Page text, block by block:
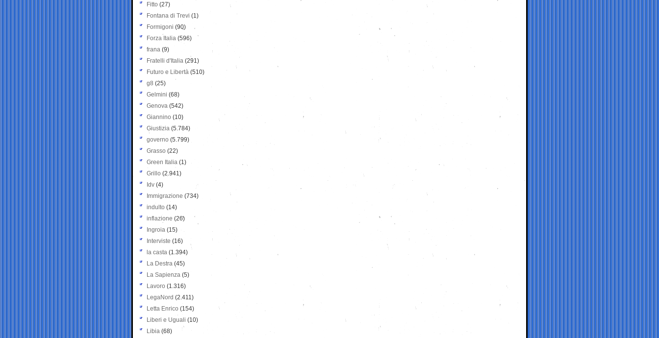
Fitto (27)
Fontana di Trevi (1)
Formigoni (90)
Forza Italia (596)
frana (9)
Fratelli d'Italia (291)
Futuro e Libertà (510)
g8 (25)
Gelmini (68)
Genova (542)
Giannino (10)
Giustizia (5.784)
governo (5.799)
Grasso (22)
Green Italia (1)
Grillo (2.941)
Idv (4)
Immigrazione (734)
indulto (14)
inflazione (26)
Ingroia (15)
Interviste (16)
la casta (1.394)
La Destra (45)
La Sapienza (5)
Lavoro (1.316)
LegaNord (2.411)
Letta Enrico (154)
Liberi e Uguali (10)
Libia (68)